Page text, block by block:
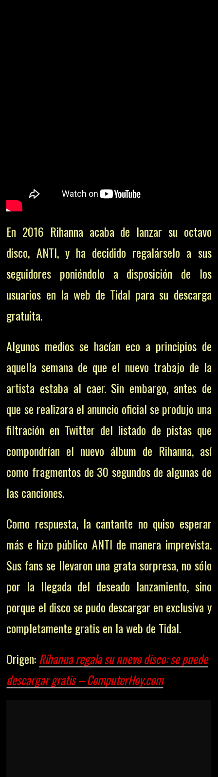
En 2016 Rihanna acaba de lanzar su octavo
disco, ANTI, y ha decidido regalárselo a sus
seguidores poniéndolo a disposición de los
usuarios en la web de Tidal para su descarga
gratuita.
Algunos medios se hacían eco a principios de
aquella semana de que el nuevo trabajo de la
artista estaba al caer. Sin embargo, antes de
que se realizara el anuncio oficial se produjo una
filtración en Twitter del listado de pistas que
compondrían el nuevo álbum de Rihanna, así
como fragmentos de 30 segundos de algunas de
las canciones.
Como respuesta, la cantante no quiso esperar
más e hizo público ANTI de manera imprevista.
Sus fans se llevaron una grata sorpresa, no sólo
por la llegada del deseado lanzamiento, sino
porque el disco se pudo descargar en exclusiva y
completamente gratis en la web de Tidal.
Origen:Rihanna regala su nuevo disco: se puede
descargar gratis – ComputerHoy.com